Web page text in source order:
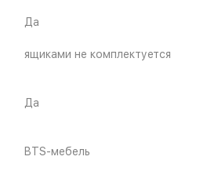
Да
ящиками не комплектуется
Да
BTS-мебель